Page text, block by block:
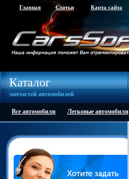
Главная Статьи Карта сайта
Каталог
запчастей автомобилей
Все автомобили Легковые автомобили